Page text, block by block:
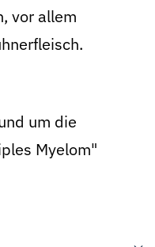
vor allem
um die
Myelom"